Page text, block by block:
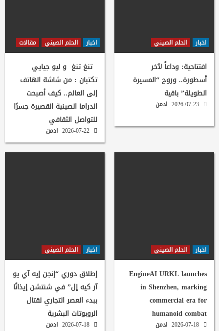
اخبار الحلم الصيني
افتتاحية: وداعاً لآخر
أسطورة.. وروح “المسيرة
الطويلة” باقية
ادمن
اخبار الحلم الصيني مقالات
تنغ تنغ و ليو جيايي
تكتبان : من شاشة الهاتف
إلى العالم.. كيف أصبحت
الدراما الصينية القصيرة جسرًا
للتواصل الثقافي
ادمن
اخبار الحلم الصيني
EngineAI URKL launches
in Shenzhen, marking
commercial era for
humanoid combat
ادمن
اخبار الحلم الصيني
إطلاق دوري “إنجن إيه آي يو
آر كيه إل” في شنتشن إيذانًا
ببدء العصر التجاري لقتال
الروبوتات البشرية
ادمن